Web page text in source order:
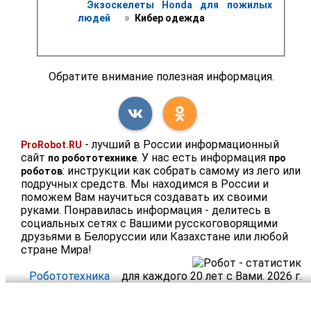
Экзоскелеты Honda для пожилых
людей
» Кибер одежда
Обратите внимание полезная информация.
ProRobot.RU - лучший в России информационный
сайт по робототехнике. У нас есть информация про
роботов: инструкции как собрать самому из лего или
подручных средств. Мы находимся в России и
поможем Вам научиться создавать их своими
руками. Понравилась информация - делитесь в
социальных сетях с Вашими русскоговорящими
друзьями в Белоруссии или Казахстане или любой
стране Мира!
Робототехника
для каждого 20 лет с Вами. 2026 г.